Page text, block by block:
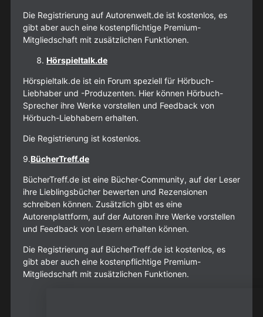
Die Registrierung auf Autorenwelt.de ist kostenlos, es
gibt aber auch eine kostenpflichtige Premium-
Mitgliedschaft mit zusätzlichen Funktionen.
Hörspieltalk.de
Hörspieltalk.de ist ein Forum speziell für Hörbuch-
Liebhaber und -Produzenten. Hier können Hörbuch-
Sprecher ihre Werke vorstellen und Feedback von
Hörbuch-Liebhabern erhalten.
Die Registrierung ist kostenlos.
9.BücherTreff.de
BücherTreff.de ist eine Bücher-Community, auf der Leser
ihre Lieblingsbücher bewerten und Rezensionen
schreiben können. Zusätzlich gibt es eine
Autorenplattform, auf der Autoren ihre Werke vorstellen
und Feedback von Lesern erhalten können.
Die Registrierung auf BücherTreff.de ist kostenlos, es
gibt aber auch eine kostenpflichtige Premium-
Mitgliedschaft mit zusätzlichen Funktionen.